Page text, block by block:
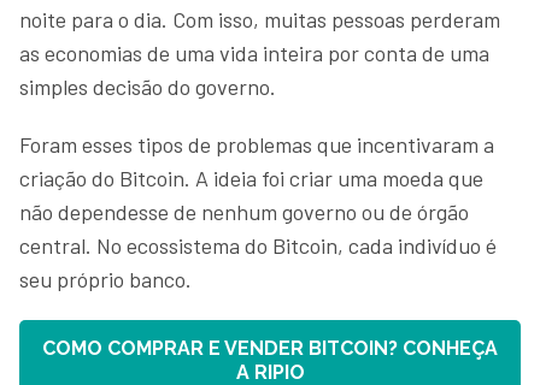
noite para o dia. Com isso, muitas pessoas perderam
as economias de uma vida inteira por conta de uma
simples decisão do governo.
Foram esses tipos de problemas que incentivaram a
criação do Bitcoin. A ideia foi criar uma moeda que
não dependesse de nenhum governo ou de órgão
central. No ecossistema do Bitcoin, cada indivíduo é
seu próprio banco.
COMO COMPRAR E VENDER BITCOIN? CONHEÇA
A RIPIO